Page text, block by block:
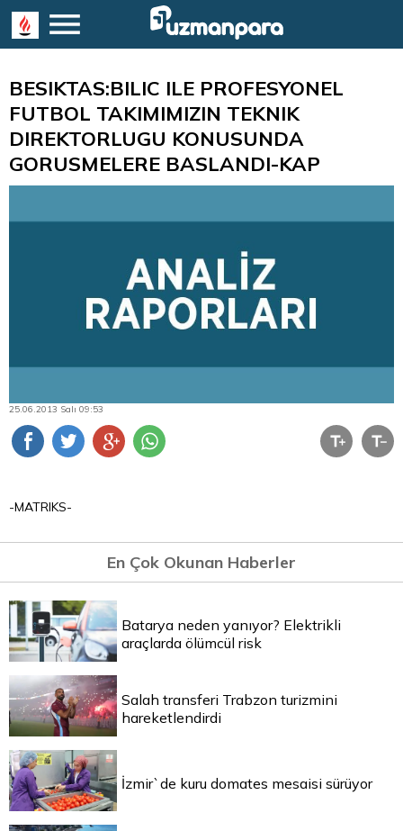
BESIKTAS:BILIC ILE PROFESYONEL
FUTBOL TAKIMIMIZIN TEKNIK
DIREKTORLUGU KONUSUNDA
GORUSMELERE BASLANDI-KAP
25.06.2013 Salı 09:53
-MATRIKS-
En Çok Okunan Haberler
Batarya neden yanıyor? Elektrikli
araçlarda ölümcül risk
Salah transferi Trabzon turizmini
hareketlendirdi
İzmir`de kuru domates mesaisi sürüyor